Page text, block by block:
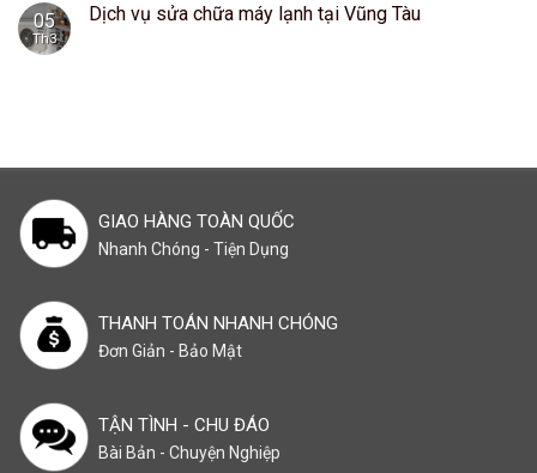
05
Th3
Dịch vụ sửa chữa máy lạnh tại Vũng Tàu
GIAO HÀNG TOÀN QUỐC
Nhanh Chóng - Tiện Dụng
THANH TOÁN NHANH CHÓNG
Đơn Giản - Bảo Mật
TẬN TÌNH - CHU ĐÁO
Bài Bản - Chuyện Nghiệp